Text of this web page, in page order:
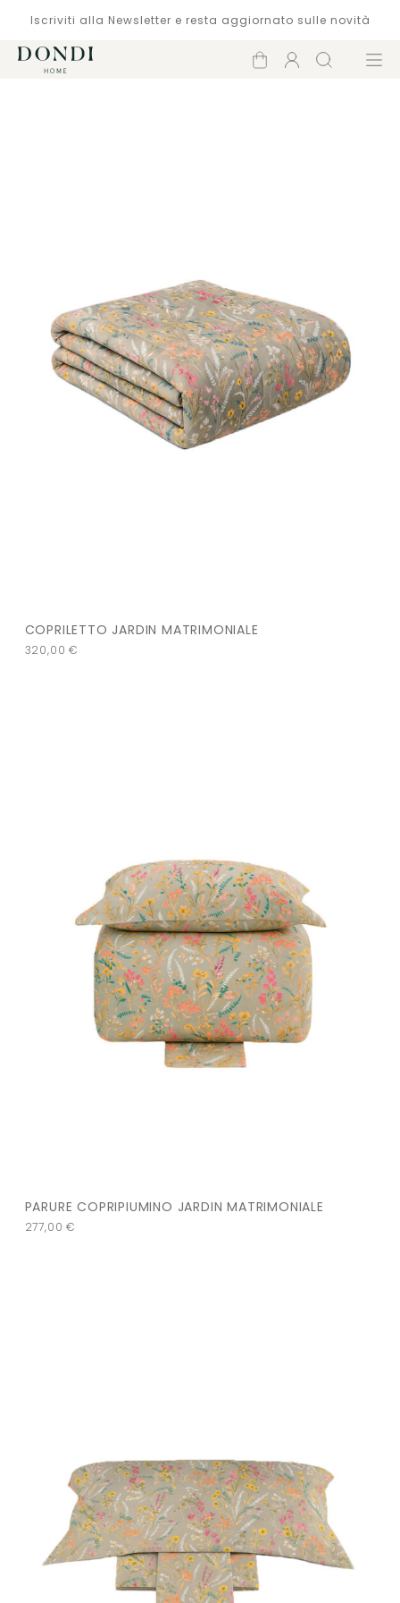
Iscriviti alla Newsletter e resta aggiornato sulle novità
Carrello
Account
Cerca Menù
COPRILETTO JARDIN MATRIMONIALE
320,00€
PARURE COPRIPIUMINO JARDIN MATRIMONIALE
277,00€